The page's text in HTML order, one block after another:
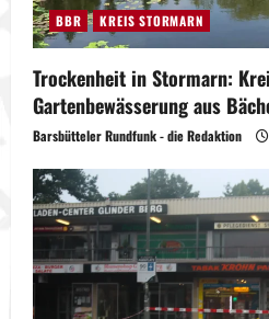
BBR KREIS STORMARN
Trockenheit in Stormarn:
Gartenbewässerung aus
Barsbütteler Rundfunk - die Redaktion